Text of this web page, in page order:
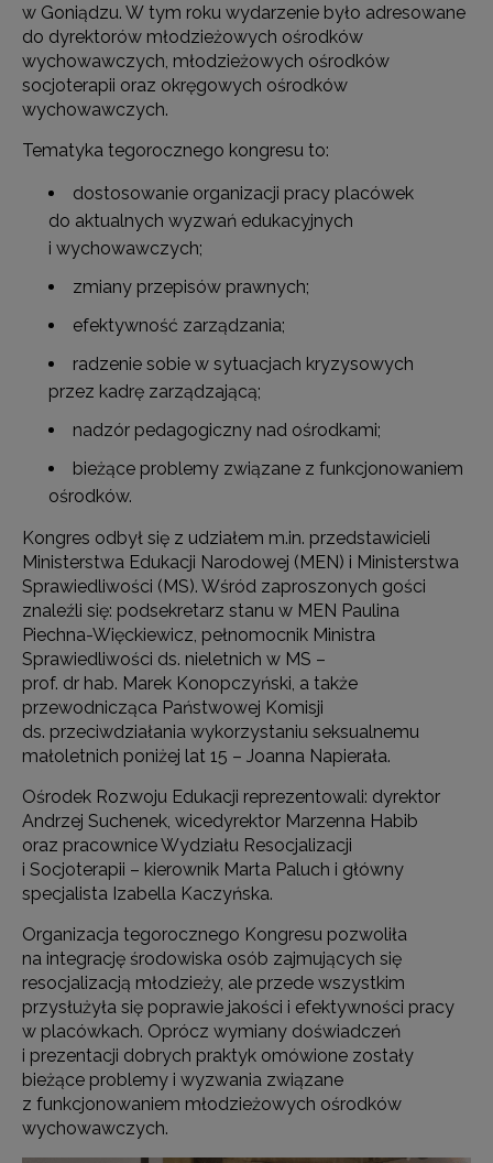
w Goniądzu. W tym roku wydarzenie było adresowane
do dyrektorów młodzieżowych ośrodków
wychowawczych, młodzieżowych ośrodków
socjoterapii oraz okręgowych ośrodków
wychowawczych.
Tematyka tegorocznego kongresu to:
dostosowanie organizacji pracy placówek
do aktualnych wyzwań edukacyjnych
i wychowawczych;
zmiany przepisów prawnych;
efektywność zarządzania;
radzenie sobie w sytuacjach kryzysowych
przez kadrę zarządzającą;
nadzór pedagogiczny nad ośrodkami;
bieżące problemy związane z funkcjonowaniem
ośrodków.
Kongres odbył się z udziałem m.in. przedstawicieli
Ministerstwa Edukacji Narodowej (MEN) i Ministerstwa
Sprawiedliwości (MS). Wśród zaproszonych gości
znaleźli się: podsekretarz stanu w MEN Paulina
Piechna-Więckiewicz, pełnomocnik Ministra
Sprawiedliwości ds. nieletnich w MS –
prof. dr hab. Marek Konopczyński, a także
przewodnicząca Państwowej Komisji
ds. przeciwdziałania wykorzystaniu seksualnemu
małoletnich poniżej lat 15 – Joanna Napierała.
Ośrodek Rozwoju Edukacji reprezentowali: dyrektor
Andrzej Suchenek, wicedyrektor Marzenna Habib
oraz pracownice Wydziału Resocjalizacji
i Socjoterapii – kierownik Marta Paluch i główny
specjalista Izabella Kaczyńska.
Organizacja tegorocznego Kongresu pozwoliła
na integrację środowiska osób zajmujących się
resocjalizacją młodzieży, ale przede wszystkim
przysłużyła się poprawie jakości i efektywności pracy
w placówkach. Oprócz wymiany doświadczeń
i prezentacji dobrych praktyk omówione zostały
bieżące problemy i wyzwania związane
z funkcjonowaniem młodzieżowych ośrodków
wychowawczych.